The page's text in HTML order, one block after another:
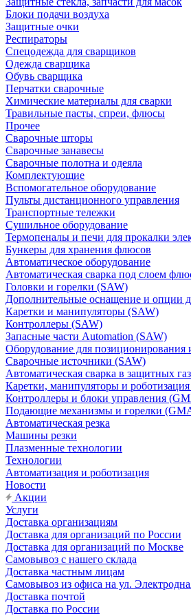
Блоки подачи воздуха
Защитные очки
Респираторы
Спецодежда для сварщиков
Одежда сварщика
Обувь сварщика
Перчатки сварочные
Химические материалы для сварки
Травильные пасты, спреи, флюсы
Прочее
Сварочные шторы
Сварочные занавесы
Сварочные полотна и одеяла
Комплектующие
Вспомогательное оборудование
Пульты дистанционного управления
Транспортные тележки
Сушильное оборудование
Термопеналы и печи для прокалки
Бункеры для хранения флюсов
Автоматическое оборудование
Автоматическая сварка под слоем
Головки и горелки (SAW)
Дополнительные оснащение и опции
Каретки и манипуляторы (SAW)
Контроллеры (SAW)
Запасные части Automation (SAW)
Оборудование для позиционирования
Сварочные источники (SAW)
Автоматическая сварка в защитных
Каретки, манипуляторы и
Контроллеры и блоки управления
Подающие механизмы и горелки
Автоматическая резка
Машины резки
Плазменные технологии
Технологии
Автоматизация и роботизация
Новости
Акции
Услуги
Доставка организациям
Доставка для организаций по России
Доставка для организаций по Москве
Самовывоз с нашего склада
Доставка частным лицам
Самовывоз из офиса на ул.
Доставка почтой
Доставка по России